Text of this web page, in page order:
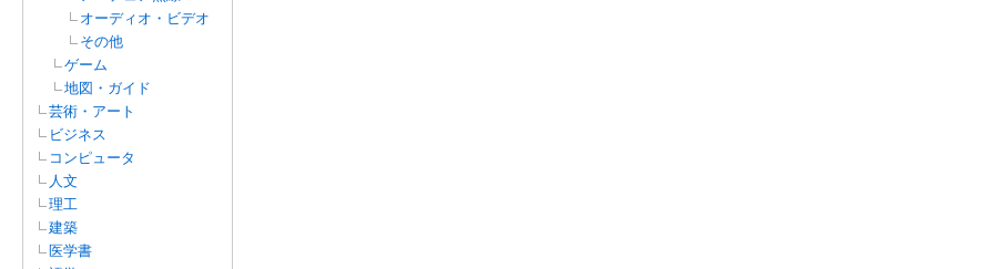
オーディオ・ビデオ
その他
ゲーム
地図・ガイド
芸術・アート
ビジネス
コンピュータ
人文
理工
建築
医学書